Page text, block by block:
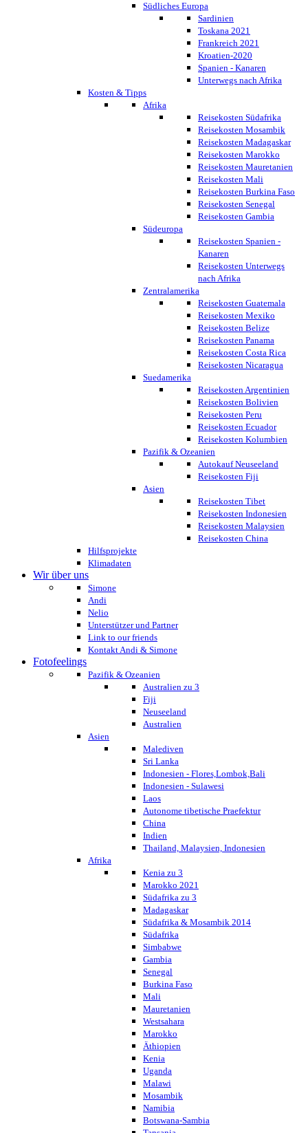
Südliches Europa
Sardinien
Toskana 2021
Frankreich 2021
Kroatien-2020
Spanien - Kanaren
Unterwegs nach Afrika
Kosten & Tipps
Afrika
Reisekosten Südafrika
Reisekosten Mosambik
Reisekosten Madagaskar
Reisekosten Marokko
Reisekosten Mauretanien
Reisekosten Mali
Reisekosten Burkina Faso
Reisekosten Senegal
Reisekosten Gambia
Südeuropa
Reisekosten Spanien -
Kanaren
Reisekosten Unterwegs
nach Afrika
Zentralamerika
Reisekosten Guatemala
Reisekosten Mexiko
Reisekosten Belize
Reisekosten Panama
Reisekosten Costa Rica
Reisekosten Nicaragua
Suedamerika
Reisekosten Argentinien
Reisekosten Bolivien
Reisekosten Peru
Reisekosten Ecuador
Reisekosten Kolumbien
Pazifik & Ozeanien
Autokauf Neuseeland
Reisekosten Fiji
Asien
Reisekosten Tibet
Reisekosten Indonesien
Reisekosten Malaysien
Reisekosten China
Hilfsprojekte
Klimadaten
Wir über uns
Simone
Andi
Nelio
Unterstützer und Partner
Link to our friends
Kontakt Andi & Simone
Fotofeelings
Pazifik & Ozeanien
Australien zu 3
Fiji
Neuseeland
Australien
Asien
Malediven
Sri Lanka
Indonesien - Flores,Lombok,Bali
Indonesien - Sulawesi
Laos
Autonome tibetische Praefektur
China
Indien
Thailand, Malaysien, Indonesien
Afrika
Kenia zu 3
Marokko 2021
Südafrika zu 3
Madagaskar
Südafrika & Mosambik 2014
Südafrika
Simbabwe
Gambia
Senegal
Burkina Faso
Mali
Mauretanien
Westsahara
Marokko
Äthiopien
Kenia
Uganda
Malawi
Mosambik
Namibia
Botswana-Sambia